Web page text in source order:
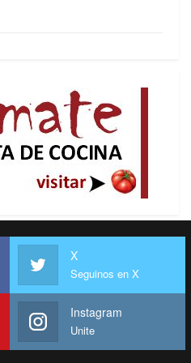
MCU, alcanzó más de
quedaron
que requerían
con cáncer y
pacientes con VIH
además de 4
diabetes e hipertensión
y Sachs, 2019).
el boicot multilateral
X
Seguinos en X
Instagram
Unite